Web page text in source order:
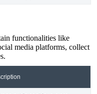
functionalities like
media platforms, collect